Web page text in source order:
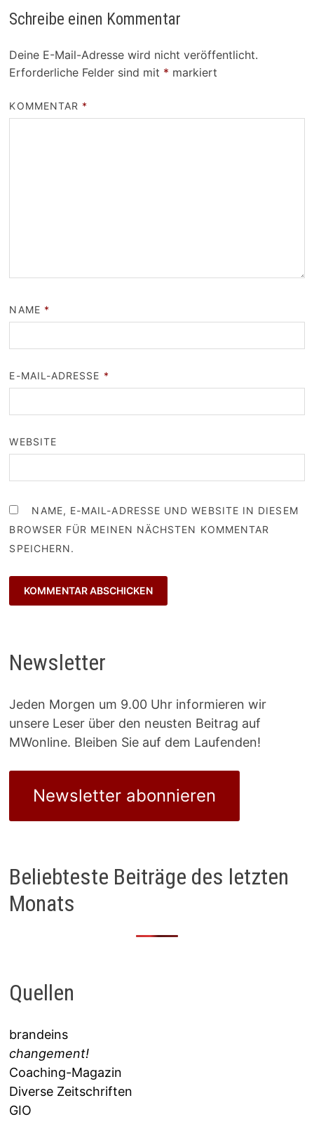
Schreibe einen Kommentar
Deine E-Mail-Adresse wird nicht veröffentlicht.
Erforderliche Felder sind mit * markiert
KOMMENTAR *
NAME *
E-MAIL-ADRESSE *
WEBSITE
NAME, E-MAIL-ADRESSE UND WEBSITE IN DIESEM
BROWSER FÜR MEINEN NÄCHSTEN KOMMENTAR
SPEICHERN.
Newsletter
Jeden Morgen um 9.00 Uhr informieren wir
unsere Leser über den neusten Beitrag auf
MWonline. Bleiben Sie auf dem Laufenden!
Newsletter abonnieren
Beliebteste Beiträge des letzten
Monats
Quellen
brandeins
changement!
Coaching-Magazin
Diverse Zeitschriften
GIO